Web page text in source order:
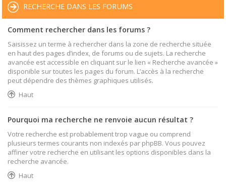
RECHERCHE DANS LES FORUMS
Comment rechercher dans les forums ?
Saisissez un terme à rechercher dans la zone de recherche située
en haut des pages d’index, de forums ou de sujets. La recherche
avancée est accessible en cliquant sur le lien « Recherche avancée »
disponible sur toutes les pages du forum. L’accès à la recherche
peut dépendre des thèmes graphiques utilisés.
Haut
Pourquoi ma recherche ne renvoie aucun résultat ?
Votre recherche est probablement trop vague ou comprend
plusieurs termes courants non indexés par phpBB. Vous pouvez
affiner votre recherche en utilisant les options disponibles dans la
recherche avancée.
Haut